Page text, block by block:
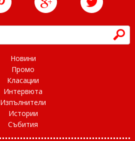
h
Новини
Промо
Класации
Интервюта
Изпълнители
Истории
Събития